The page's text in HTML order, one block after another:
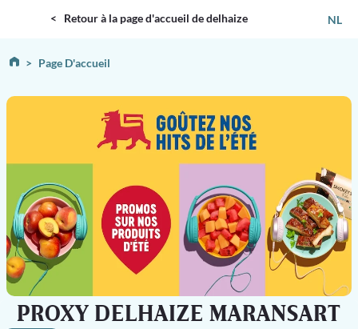
< Retour à la page d'accueil de delhaize NL
Page D'accueil
PROXY DELHAIZE MARANSART